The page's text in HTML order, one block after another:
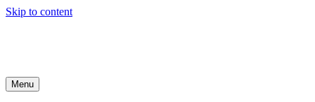
Skip to content
Menu